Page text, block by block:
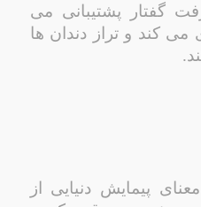
گفتار پشتیبانی می
می کند و تراز دندان ها
پیمایش دنیایی از